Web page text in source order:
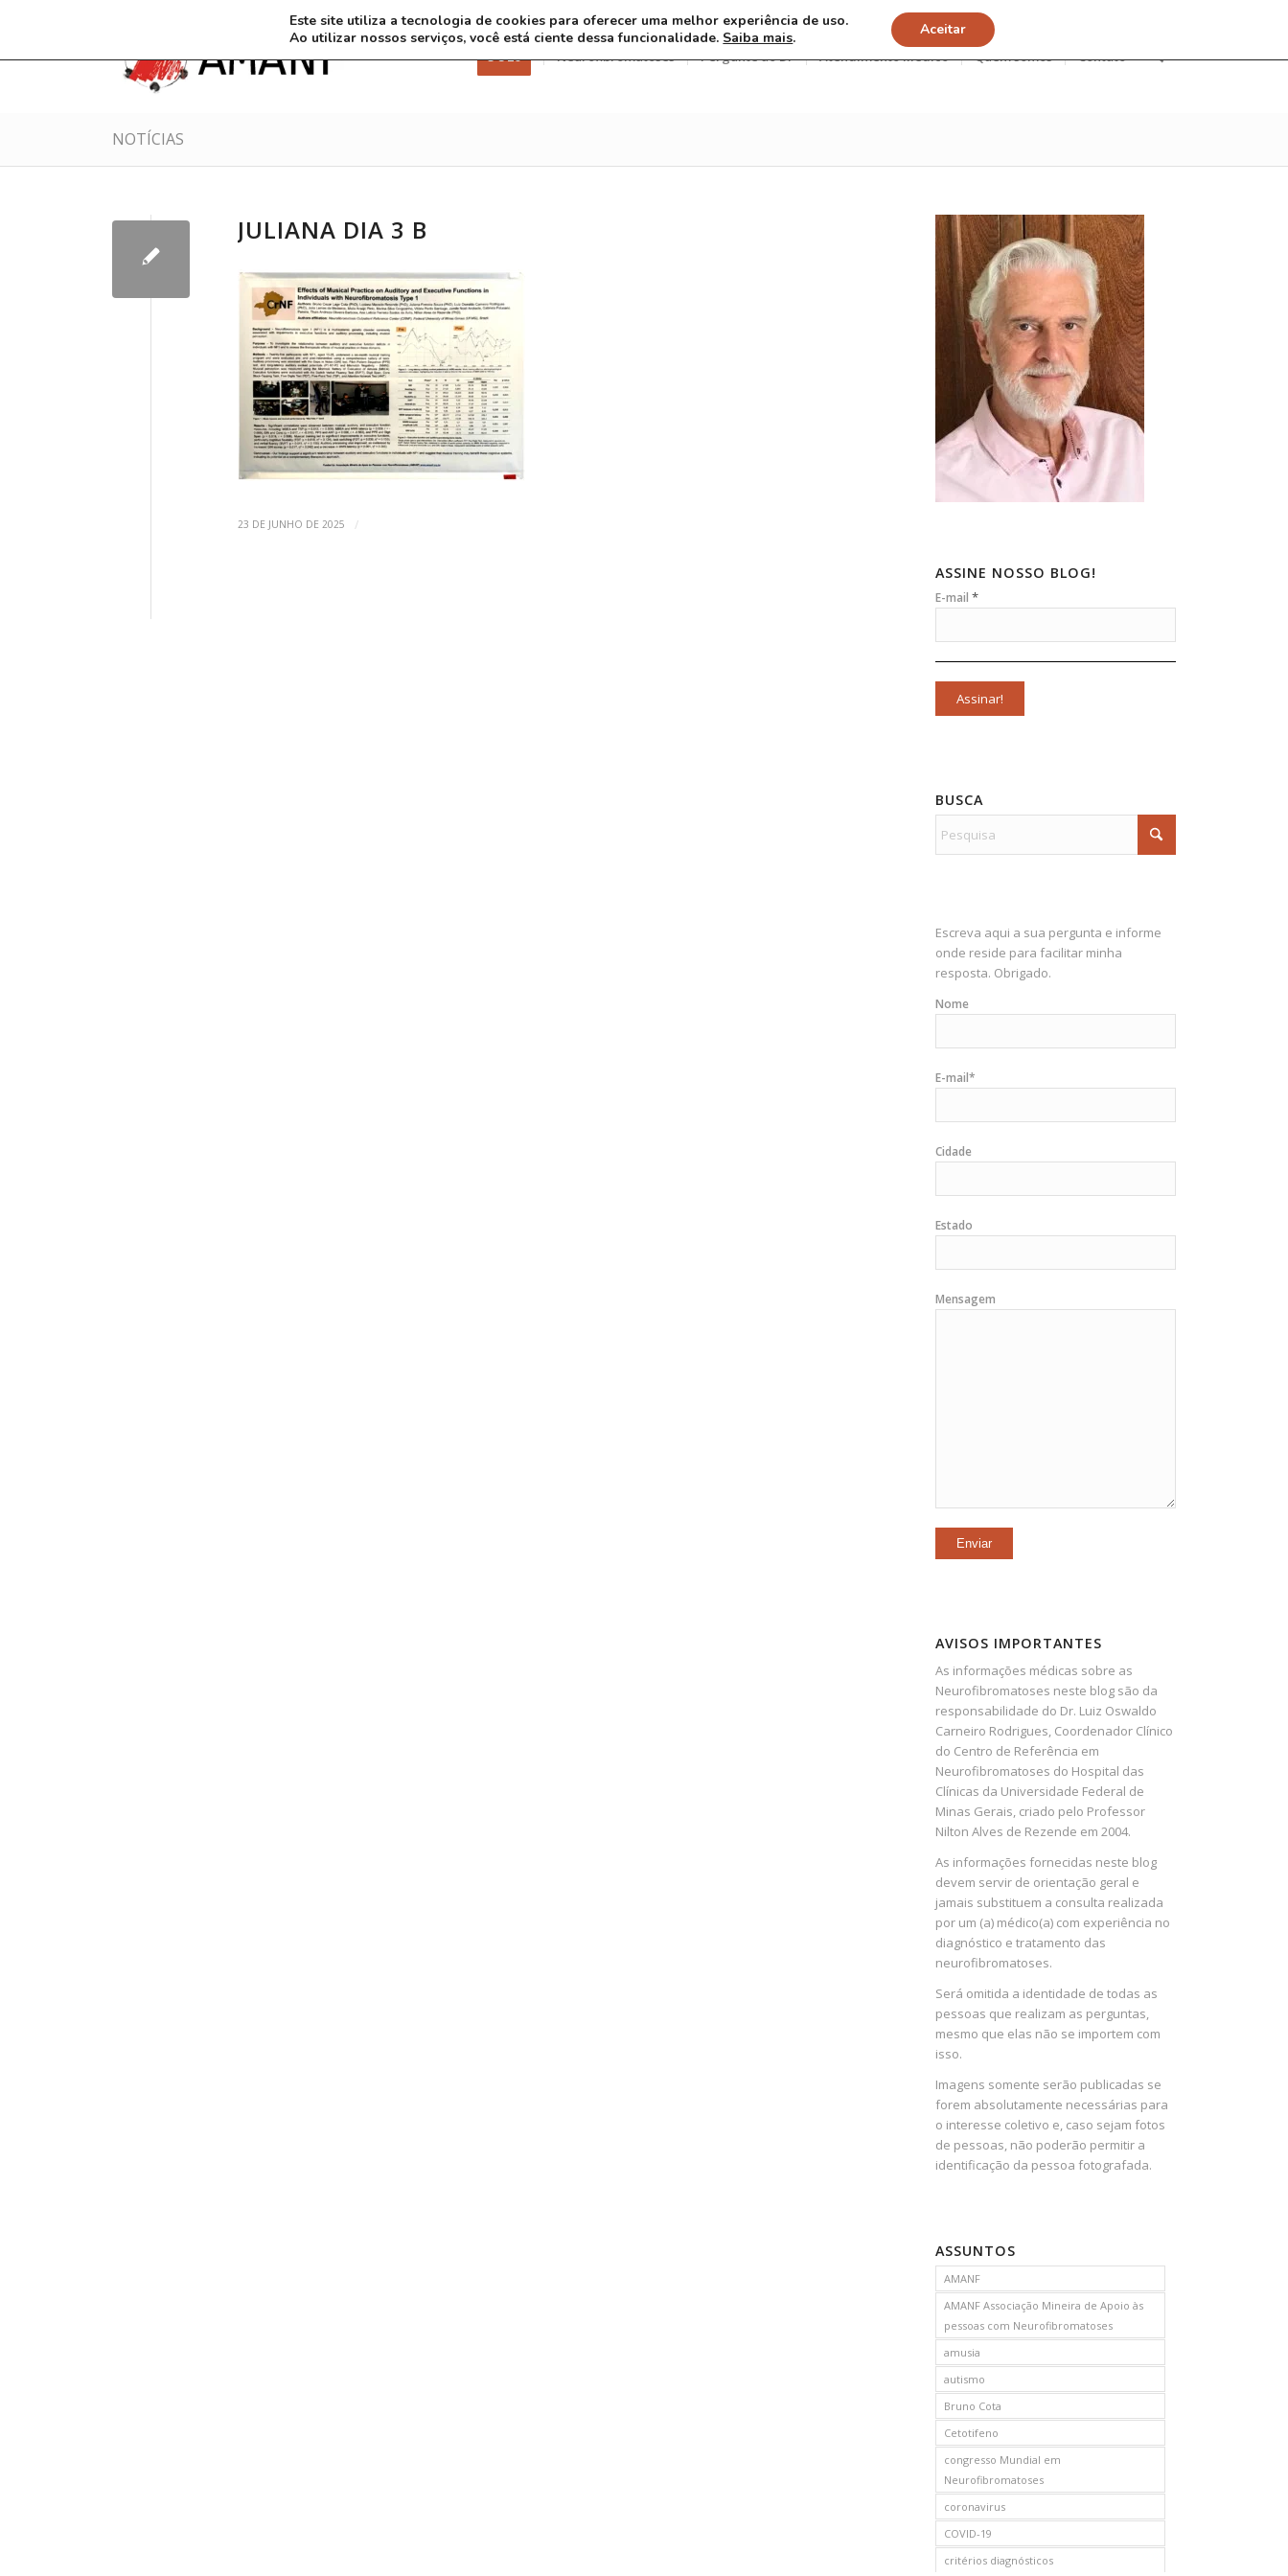
3 8 26 Neurofibromatoses Pergunte ao Dr Atendimento Médico Quem somos Contato
NOTÍCIAS
JULIANA DIA 3 B
23 DE JUNHO DE 2025 /
ASSINE NOSSO BLOG!
E-mail*
BUSCA
Escreva aqui a sua pergunta e informe
onde reside para facilitar minha
resposta. Obrigado.
Nome
E-mail*
Cidade
Estado
Mensagem
AVISOS IMPORTANTES
As informações médicas sobre as
Neurofibromatoses neste blog são da
responsabilidade do Dr. Luiz Oswaldo
Carneiro Rodrigues, Coordenador Clínico
do Centro de Referência em
Neurofibromatoses do Hospital das
Clínicas da Universidade Federal de
Minas Gerais, criado pelo Professor
Nilton Alves de Rezende em 2004.
As informações fornecidas neste blog
devem servir de orientação geral e
jamais substituem a consulta realizada
por um (a) médico(a) com experiência no
diagnóstico e tratamento das
neurofibromatoses.
Será omitida a identidade de todas as
pessoas que realizam as perguntas,
mesmo que elas não se importem com
isso.
Imagens somente serão publicadas se
forem absolutamente necessárias para
o interesse coletivo e, caso sejam fotos
de pessoas, não poderão permitir a
identificação da pessoa fotografada.
ASSUNTOS
AMANF
AMANF Associação Mineira de Apoio às
pessoas com Neurofibromatoses
amusia
autismo
Bruno Cota
Cetotifeno
congresso Mundial em
Neurofibromatoses
coronavirus
COVID-19
critérios diagnósticos
Este site utiliza a tecnologia de cookies para oferecer uma melhor experiência de uso.
Ao utilizar nossos serviços, você está ciente dessa funcionalidade. Saiba mais. Aceitar